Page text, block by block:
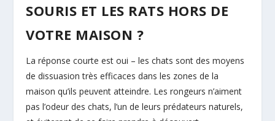
SOURIS ET LES RATS HORS DE
VOTRE MAISON ?
La réponse courte est oui – les chats sont des moyens
de dissuasion très efficaces dans les zones de la
maison qu’ils peuvent atteindre. Les rongeurs n’aiment
pas l’odeur des chats, l’un de leurs prédateurs naturels,